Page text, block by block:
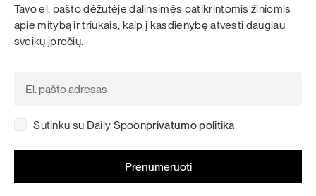
Tavo el. pašto dėžutėje dalinsimės patikrintomis žiniomis
apie mitybą ir triukais, kaip į kasdienybę atvesti daugiau
sveikų įpročių.
Sutinku su Daily Spoonprivatumo politika